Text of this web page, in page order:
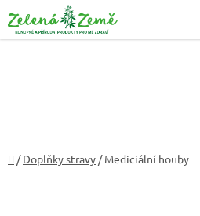
na
obsah
Domů
/ Doplňky stravy / Mediciální houby